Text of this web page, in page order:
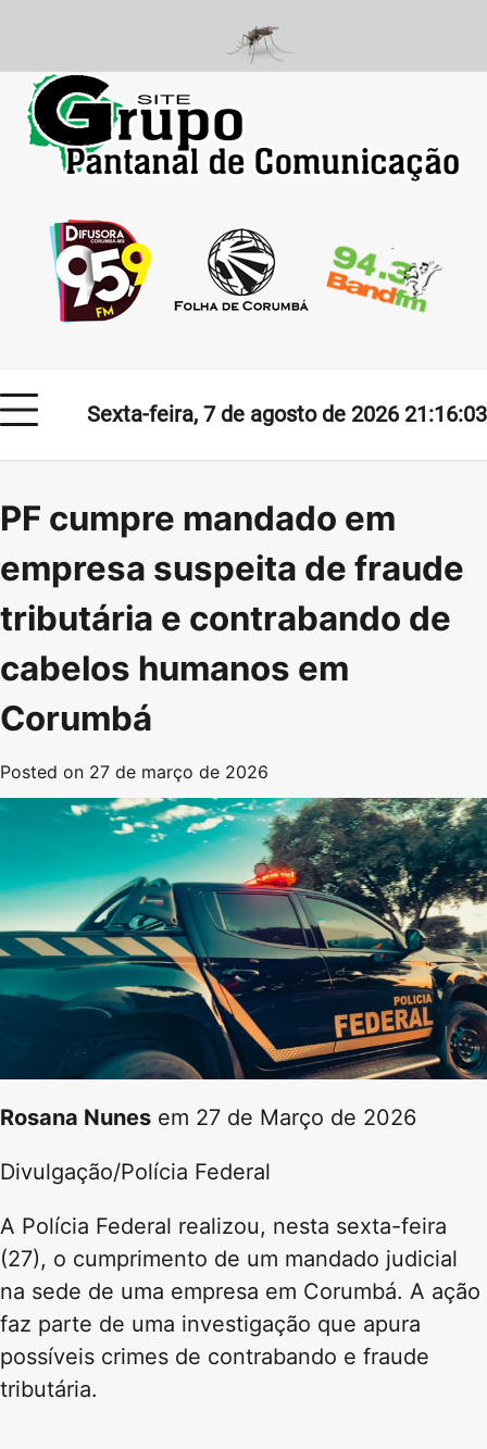
content
Sexta-feira, 7 de agosto de 2026 21:16:03
PF cumpre mandado em
empresa suspeita de fraude
tributária e contrabando de
cabelos humanos em
Corumbá
Posted on 27 de março de 2026
Rosana Nunes em 27 de Março de 2026
Divulgação/Polícia Federal
A Polícia Federal realizou, nesta sexta-feira
(27), o cumprimento de um mandado judicial
na sede de uma empresa em Corumbá. A ação
faz parte de uma investigação que apura
possíveis crimes de contrabando e fraude
tributária.